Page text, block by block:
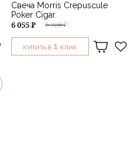
Свеча Morris Crepuscule
Poker Cigar
6 728 ₽
6 055 ₽
КУПИТЬ В 1 КЛИК